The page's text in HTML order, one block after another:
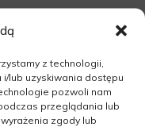
z technologii,
lub uzyskiwania dostępu
pozwoli nam
przeglądania lub
zgody lub
przy
Sulechów